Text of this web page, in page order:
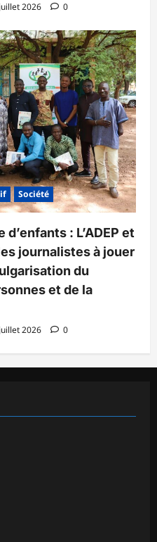
2026 0
Société
: L’ADEP et
journalistes à jouer
du
et de la
2026 0